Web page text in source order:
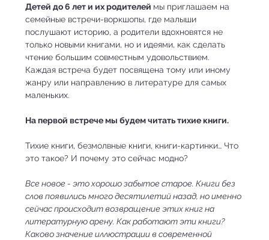
Детей до 6 лет и их родителей мы приглашаем на
семейные встречи-воркшопы, где малыши
послушают историю, а родители вдохновятся не
только новыми книгами, но и идеями, как сделать
чтение большим совместным удовольствием.
Каждая встреча будет посвящена тому или иному
жанру или направлению в литературе для самых
маленьких.
На первой встрече мы будем читать тихие книги.
Тихие книги, безмолвные книги, книги-картинки… Что
это такое? И почему это сейчас модно?
Все новое - это хорошо забытое старое. Книги без
слов появились много десятилетий назад, но именно
сейчас происходит возвращение этих книг на
литературную арену. Как работают эти книги?
Каково значение иллюстрации в современной